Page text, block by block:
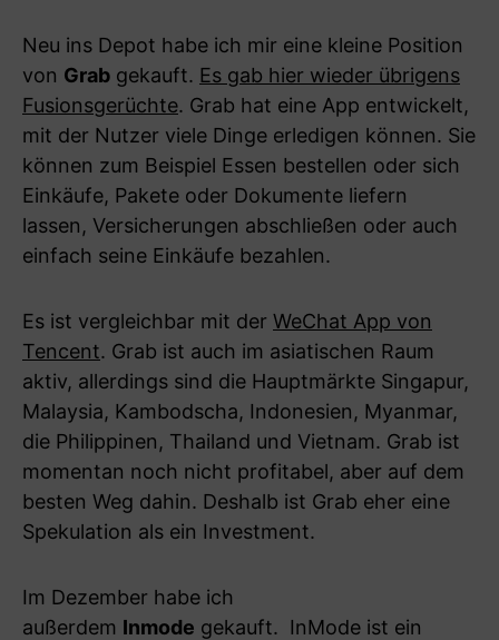
Neu ins Depot habe ich mir eine kleine Position
von Grab gekauft. Es gab hier wieder übrigens
Fusionsgerüchte. Grab hat eine App entwickelt,
mit der Nutzer viele Dinge erledigen können. Sie
können zum Beispiel Essen bestellen oder sich
Einkäufe, Pakete oder Dokumente liefern
lassen, Versicherungen abschließen oder auch
einfach seine Einkäufe bezahlen.
Es ist vergleichbar mit der WeChat App von
Tencent. Grab ist auch im asiatischen Raum
aktiv, allerdings sind die Hauptmärkte Singapur,
Malaysia, Kambodscha, Indonesien, Myanmar,
die Philippinen, Thailand und Vietnam. Grab ist
momentan noch nicht profitabel, aber auf dem
besten Weg dahin. Deshalb ist Grab eher eine
Spekulation als ein Investment.
Im Dezember habe ich
außerdem Inmode gekauft. InMode ist ein